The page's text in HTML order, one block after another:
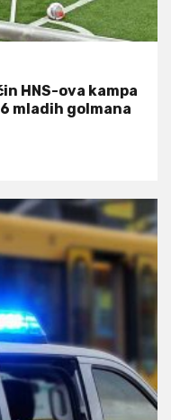
HNS-ova kampa
mladih golmana